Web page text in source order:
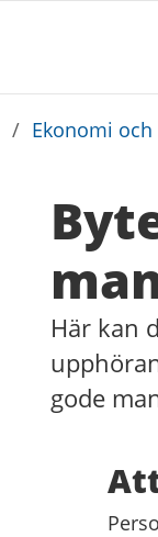
/ Ekonomi
Här kan
gode